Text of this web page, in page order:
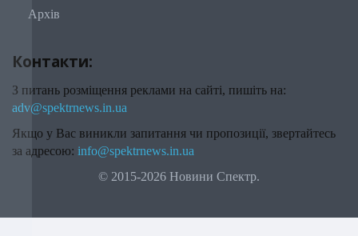
Архів
Контакти:
З питань розміщення реклами на сайті, пишіть на:
adv@spektrnews.in.ua
Якщо у Вас виникли запитання чи пропозиції, звертайтесь
за адресою: info@spektrnews.in.ua
© 2015-2026 Новини Спектр.